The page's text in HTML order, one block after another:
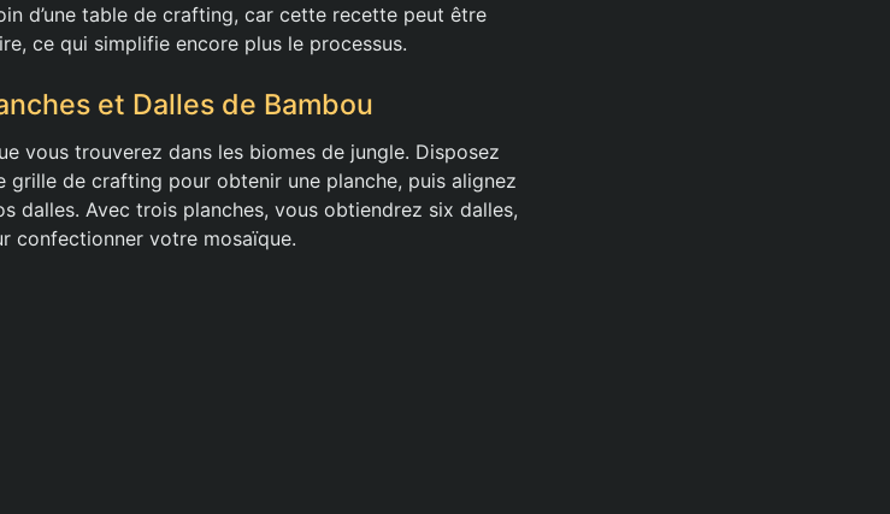
d’une table de crafting, car cette recette peut être
ce qui simplifie encore plus le processus.
et Dalles de Bambou
vous trouverez dans les biomes de jungle. Disposez
de crafting pour obtenir une planche, puis alignez
dalles. Avec trois planches, vous obtiendrez six dalles,
confectionner votre mosaïque.